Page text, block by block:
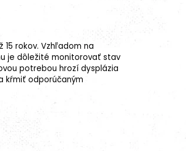
rokov. Vzhľadom na
je dôležité monitorovať stav
potrebou hrozí dysplázia
kŕmiť odporúčaným